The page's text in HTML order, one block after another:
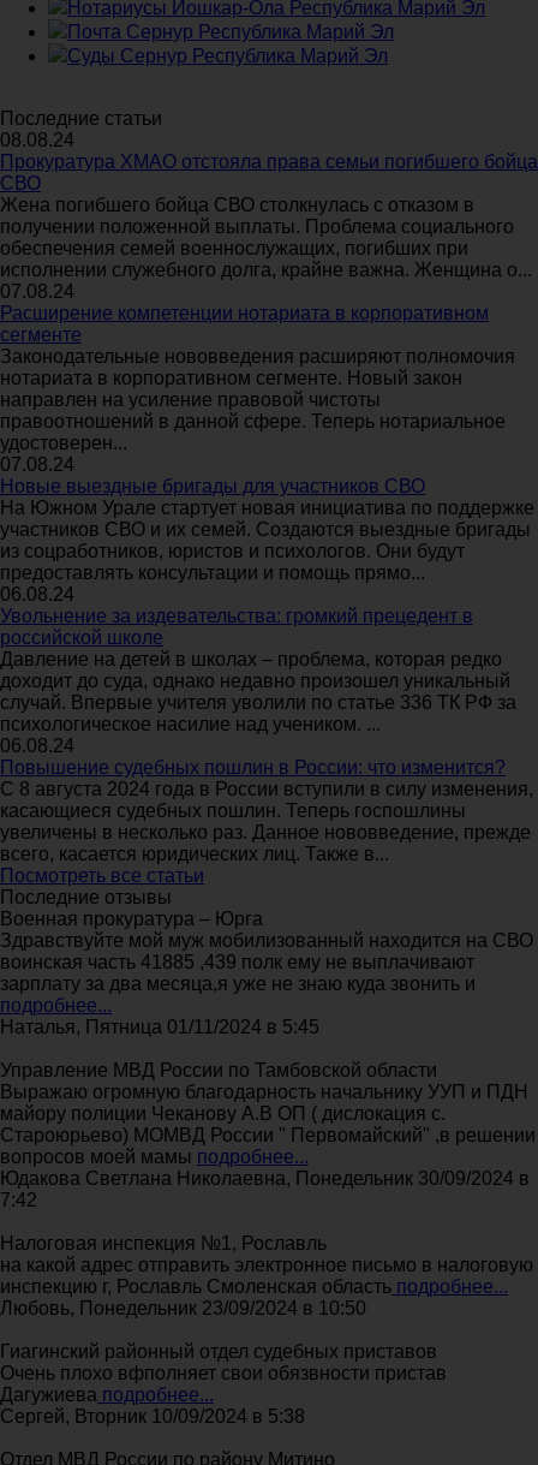
Нотариусы Йошкар-Ола Республика Марий Эл
Почта Сернур Республика Марий Эл
Суды Сернур Республика Марий Эл
Последние статьи
08.08.24
Прокуратура ХМАО отстояла права семьи погибшего бойца
СВО
Жена погибшего бойца СВО столкнулась с отказом в
получении положенной выплаты. Проблема социального
обеспечения семей военнослужащих, погибших при
исполнении служебного долга, крайне важна. Женщина о...
07.08.24
Расширение компетенции нотариата в корпоративном
сегменте
Законодательные нововведения расширяют полномочия
нотариата в корпоративном сегменте. Новый закон
направлен на усиление правовой чистоты
правоотношений в данной сфере. Теперь нотариальное
удостоверен...
07.08.24
Новые выездные бригады для участников СВО
На Южном Урале стартует новая инициатива по поддержке
участников СВО и их семей. Создаются выездные бригады
из соцработников, юристов и психологов. Они будут
предоставлять консультации и помощь прямо...
06.08.24
Увольнение за издевательства: громкий прецедент в
российской школе
Давление на детей в школах – проблема, которая редко
доходит до суда, однако недавно произошел уникальный
случай. Впервые учителя уволили по статье 336 ТК РФ за
психологическое насилие над учеником. ...
06.08.24
Повышение судебных пошлин в России: что изменится?
С 8 августа 2024 года в России вступили в силу изменения,
касающиеся судебных пошлин. Теперь госпошлины
увеличены в несколько раз. Данное нововведение, прежде
всего, касается юридических лиц. Также в...
Посмотреть все статьи
Последние отзывы
Военная прокуратура – Юрга
Здравствуйте мой муж мобилизованный находится на СВО
воинская часть 41885 ,439 полк ему не выплачивают
зарплату за два месяца,я уже не знаю куда звонить и
подробнее...
Наталья, Пятница 01/11/2024 в 5:45
Управление МВД России по Тамбовской области
Выражаю огромную благодарность начальнику УУП и ПДН
майору полиции Чеканову А.В ОП ( дислокация с.
Староюрьево) МОМВД России " Первомайский" ,в решении
вопросов моей мамы подробнее...
Юдакова Светлана Николаевна, Понедельник 30/09/2024 в
7:42
Налоговая инспекция №1, Рославль
на какой адрес отправить электронное письмо в налоговую
инспекцию г, Рославль Смоленская область подробнее...
Любовь, Понедельник 23/09/2024 в 10:50
Гиагинский районный отдел судебных приставов
Очень плохо вфполняет свои обязвности пристав
Дагужиева подробнее...
Сергей, Вторник 10/09/2024 в 5:38
Отдел МВД России по району Митино